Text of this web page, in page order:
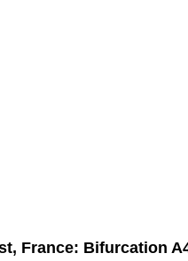
France: Bifurcation